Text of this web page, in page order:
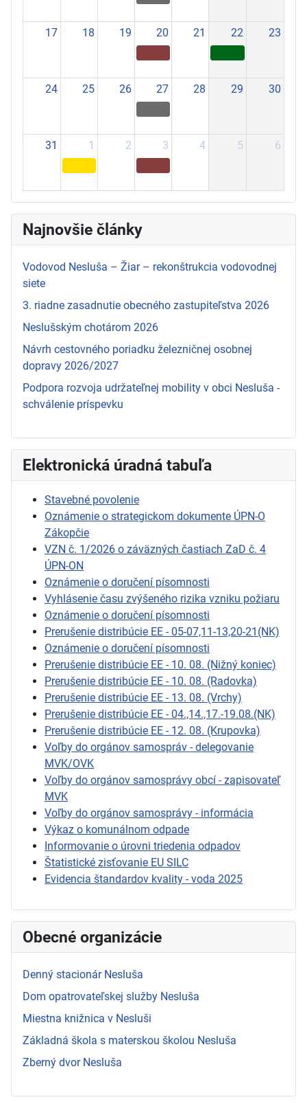
17 18 19 20 21 22 23
24 25 26 27 28 29 30
31 1 2 3 4 5 6
Najnovšie články
Vodovod Nesluša – Žiar – rekonštrukcia vodovodnej
siete
3. riadne zasadnutie obecného zastupiteľstva 2026
Neslušským chotárom 2026
Návrh cestovného poriadku železničnej osobnej
dopravy 2026/2027
Podpora rozvoja udržateľnej mobility v obci Nesluša -
schválenie príspevku
Elektronická úradná tabuľa
Stavebné povolenie
Oznámenie o strategickom dokumente ÚPN-O
Zákopčie
VZN č. 1/2026 o záväzných častiach ZaD č. 4
ÚPN-ON
Oznámenie o doručení písomnosti
Vyhlásenie času zvýšeného rizika vzniku požiaru
Oznámenie o doručení písomnosti
Prerušenie distribúcie EE - 05-07,11-13,20-21(NK)
Oznámenie o doručení písomnosti
Prerušenie distribúcie EE - 10. 08. (Nižný koniec)
Prerušenie distribúcie EE - 10. 08. (Radovka)
Prerušenie distribúcie EE - 13. 08. (Vrchy)
Prerušenie distribúcie EE - 04.,14.,17.-19.08.(NK)
Prerušenie distribúcie EE - 12. 08. (Krupovka)
Voľby do orgánov samospráv - delegovanie
MVK/OVK
Voľby do orgánov samosprávy obcí - zapisovateľ
MVK
Voľby do orgánov samosprávy - informácia
Výkaz o komunálnom odpade
Informovanie o úrovni triedenia odpadov
Štatistické zisťovanie EU SILC
Evidencia štandardov kvality - voda 2025
Obecné organizácie
Denný stacionár Nesluša
Dom opatrovateľskej služby Nesluša
Miestna knižnica v Nesluši
Základná škola s materskou školou Nesluša
Zberný dvor Nesluša